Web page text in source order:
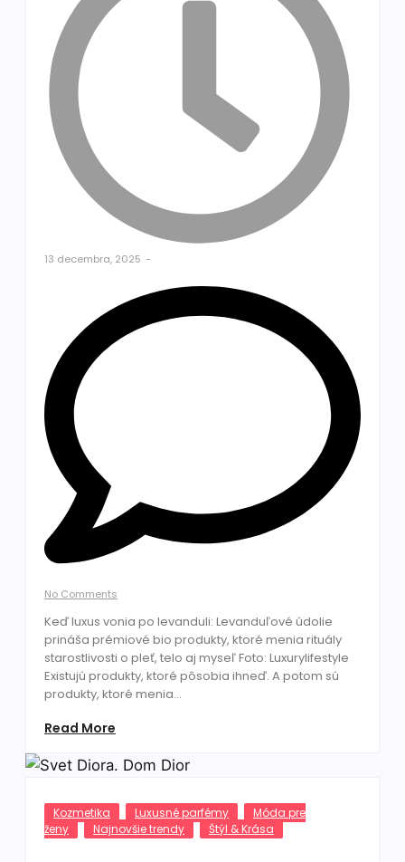
13 decembra, 2025 -
No Comments
Keď luxus vonia po levanduli: Levanduľové údolie
prináša prémiové bio produkty, ktoré menia rituály
starostlivosti o pleť, telo aj myseľ Foto: Luxurylifestyle
Existujú produkty, ktoré pôsobia ihneď. A potom sú
produkty, ktoré menia...
Read More
Kozmetika Luxusné parfémy
Móda pre
ženy
Najnovšie trendy Štýl & Krása